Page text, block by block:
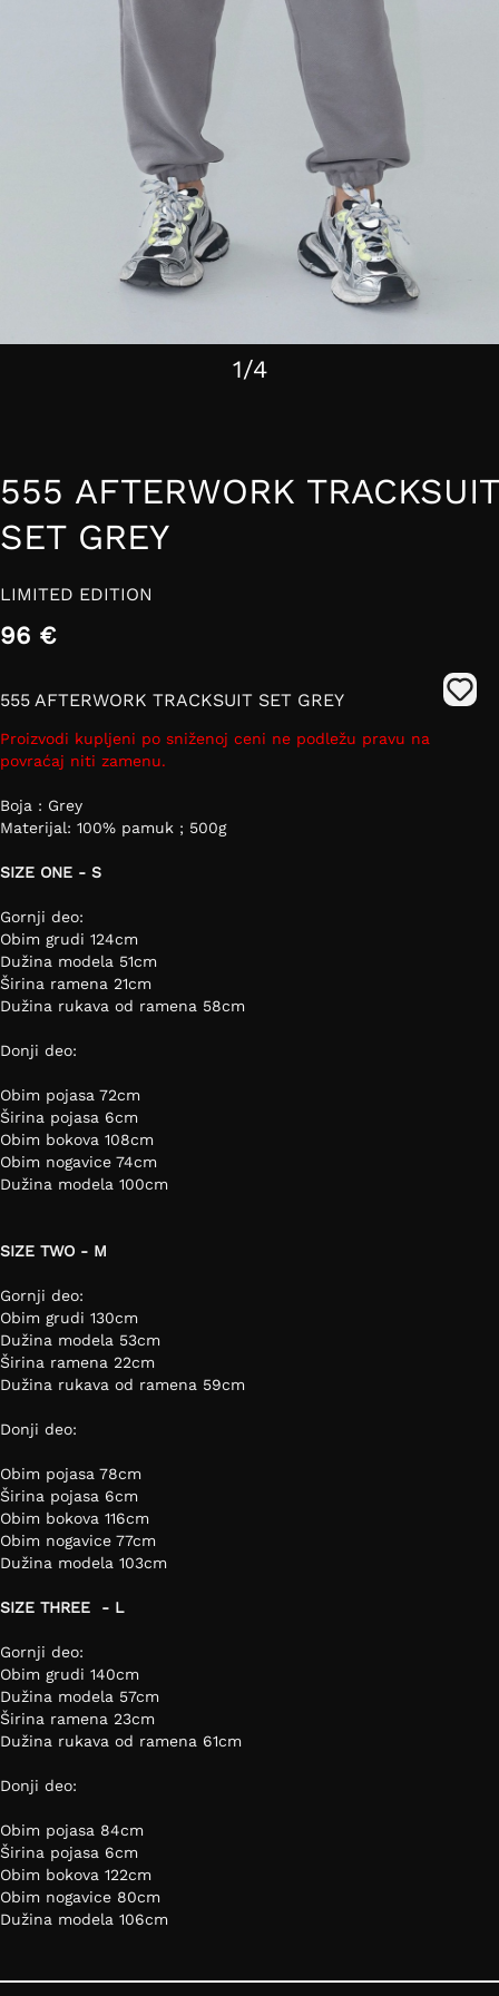
1/4
555 AFTERWORK TRACKSUIT
SET GREY
LIMITED EDITION
96 €
555 AFTERWORK TRACKSUIT SET GREY
Proizvodi kupljeni po sniženoj ceni ne podležu pravu na
povraćaj niti zamenu.
Boja : Grey
Materijal: 100% pamuk ; 500g
SIZE ONE - S
Gornji deo:
Obim grudi 124cm
Dužina modela 51cm
Širina ramena 21cm
Dužina rukava od ramena 58cm
Donji deo:
Obim pojasa 72cm
Širina pojasa 6cm
Obim bokova 108cm
Obim nogavice 74cm
Dužina modela 100cm
SIZE TWO - M
Gornji deo:
Obim grudi 130cm
Dužina modela 53cm
Širina ramena 22cm
Dužina rukava od ramena 59cm
Donji deo:
Obim pojasa 78cm
Širina pojasa 6cm
Obim bokova 116cm
Obim nogavice 77cm
Dužina modela 103cm
SIZE THREE - L
Gornji deo:
Obim grudi 140cm
Dužina modela 57cm
Širina ramena 23cm
Dužina rukava od ramena 61cm
Donji deo:
Obim pojasa 84cm
Širina pojasa 6cm
Obim bokova 122cm
Obim nogavice 80cm
Dužina modela 106cm